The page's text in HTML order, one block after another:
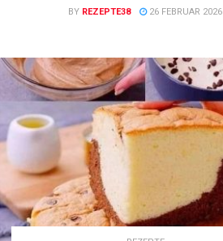
BY REZEPTE38 26 FEBRUAR 2026